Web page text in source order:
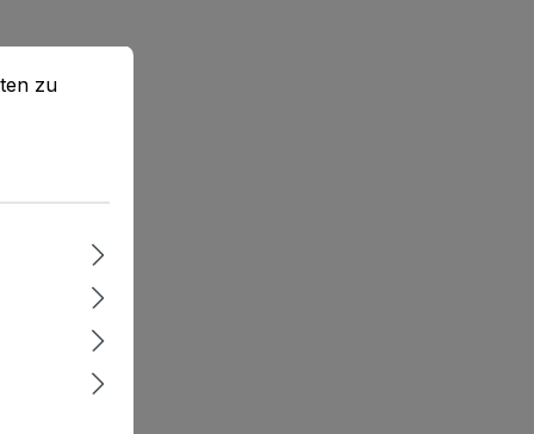
zu können.
Mehr Informationen ...
zu